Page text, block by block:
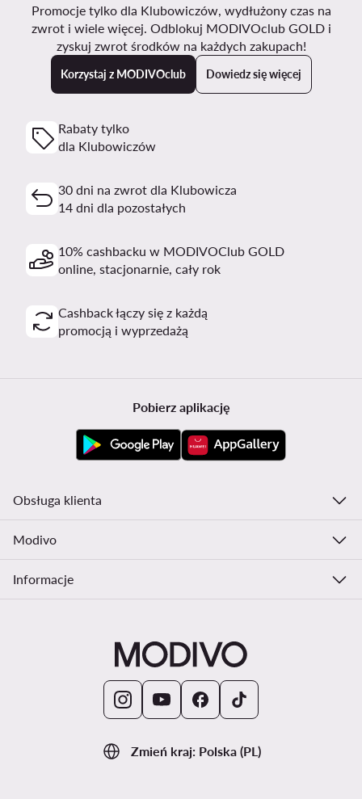
Promocje tylko dla Klubowiczów, wydłużony czas na
zwrot i wiele więcej. Odblokuj MODIVOclub GOLD i
zyskuj zwrot środków na każdych zakupach!
Korzystaj z MODIVOclub Dowiedz się więcej
Rabaty tylko
dla Klubowiczów
30 dni na zwrot dla Klubowicza
14 dni dla pozostałych
10% cashbacku w MODIVOClub GOLD
online, stacjonarnie, cały rok
Cashback łączy się z każdą
promocją i wyprzedażą
Zmień kraj: Polska (PL)
Pobierz aplikację
Obsługa klienta
Modivo
Informacje